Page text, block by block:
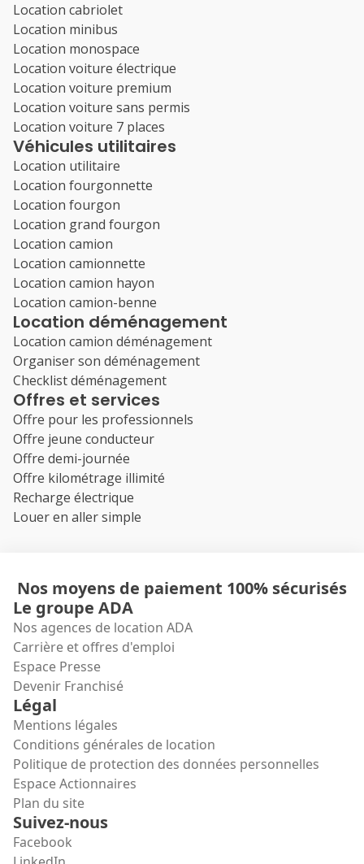
Location cabriolet
Location minibus
Location monospace
Location voiture électrique
Location voiture premium
Location voiture sans permis
Location voiture 7 places
Véhicules utilitaires
Location utilitaire
Location fourgonnette
Location fourgon
Location grand fourgon
Location camion
Location camionnette
Location camion hayon
Location camion-benne
Location déménagement
Location camion déménagement
Organiser son déménagement
Checklist déménagement
Offres et services
Offre pour les professionnels
Offre jeune conducteur
Offre demi-journée
Offre kilométrage illimité
Recharge électrique
Louer en aller simple
Nos moyens de paiement 100% sécurisés
Le groupe ADA
Nos agences de location ADA
Carrière et offres d'emploi
Espace Presse
Devenir Franchisé
Légal
Mentions légales
Conditions générales de location
Politique de protection des données personnelles
Espace Actionnaires
Plan du site
Suivez-nous
Facebook